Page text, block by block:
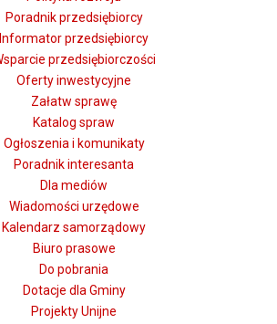
Poradnik przedsiębiorcy
Informator przedsiębiorcy
przedsiębiorczości
Oferty inwestycyjne
Załatw sprawę
Katalog spraw
Ogłoszenia i komunikaty
Poradnik interesanta
Dla mediów
Wiadomości urzędowe
Kalendarz samorządowy
Biuro prasowe
Do pobrania
Dotacje dla Gminy
Projekty Unijne